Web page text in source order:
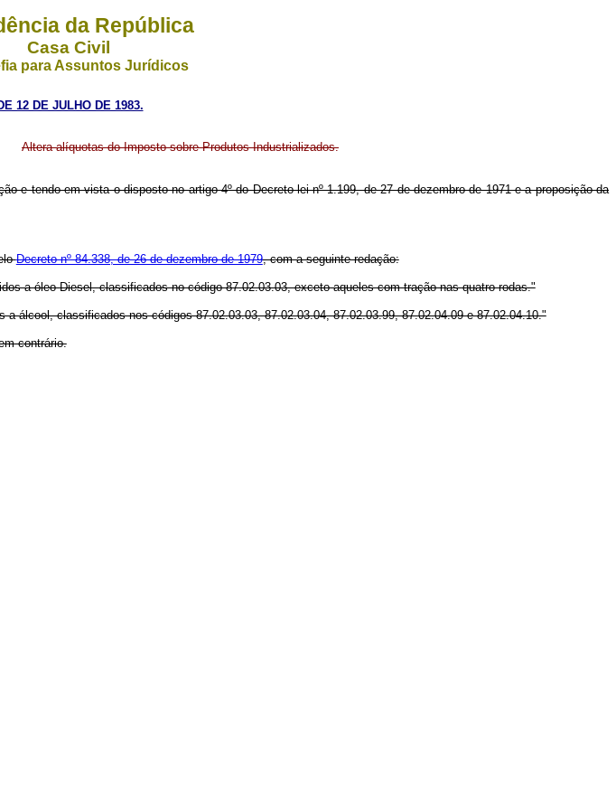
da República
Casa Civil
para Assuntos Jurídicos
12 DE JULHO DE 1983.
Altera alíquotas do Imposto sobre Produtos Industrializados.
e tendo em vista o disposto no artigo 4º do Decreto-lei nº 1.199, de 27 de dezembro de 1971 e a proposição da
Decreto nº 84.338, de 26 de dezembro de 1979, com a seguinte redação:
a óleo Diesel, classificados no código 87.02.03.03, exceto aqueles com tração nas quatro rodas."
álcool, classificados nos códigos 87.02.03.03, 87.02.03.04, 87.02.03.99, 87.02.04.09 e 87.02.04.10."
contrário.